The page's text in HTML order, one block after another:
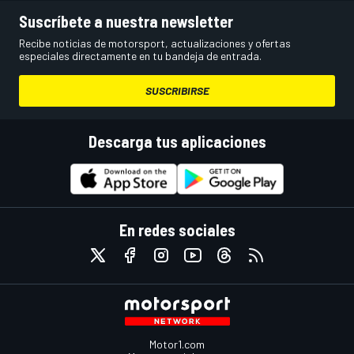
Suscríbete a nuestra newsletter
Recibe noticias de motorsport, actualizaciones y ofertas
especiales directamente en tu bandeja de entrada.
SUSCRIBIRSE
Descarga tus aplicaciones
En redes sociales
Motor1.com